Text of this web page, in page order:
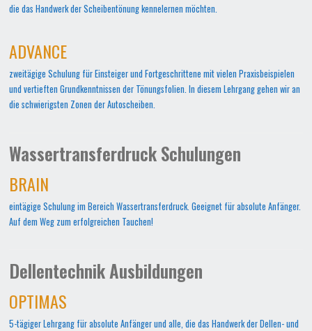
die das Handwerk der Scheibentönung kennelernen möchten.
ADVANCE
zweitägige Schulung für Einsteiger und Fortgeschrittene mit vielen Praxisbeispielen
und vertieften Grundkenntnissen der Tönungsfolien. In diesem Lehrgang gehen wir an
die schwierigsten Zonen der Autoscheiben.
Wassertransferdruck Schulungen
BRAIN
eintägige Schulung im Bereich Wassertransferdruck. Geeignet für absolute Anfänger.
Auf dem Weg zum erfolgreichen Tauchen!
Dellentechnik Ausbildungen
OPTIMAS
5-tägiger Lehrgang für absolute Anfänger und alle, die das Handwerk der Dellen- und